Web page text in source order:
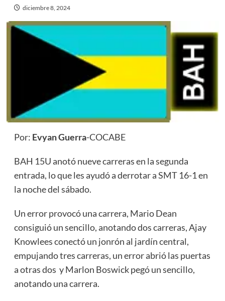
diciembre 8, 2024
Por: Evyan Guerra-COCABE
BAH 15U anotó nueve carreras en la segunda
entrada, lo que les ayudó a derrotar a SMT 16-1 en
la noche del sábado.
Un error provocó una carrera, Mario Dean
consiguió un sencillo, anotando dos carreras, Ajay
Knowlees conectó un jonrón al jardín central,
empujando tres carreras, un error abrió las puertas
a otras dos y Marlon Boswick pegó un sencillo,
anotando una carrera.